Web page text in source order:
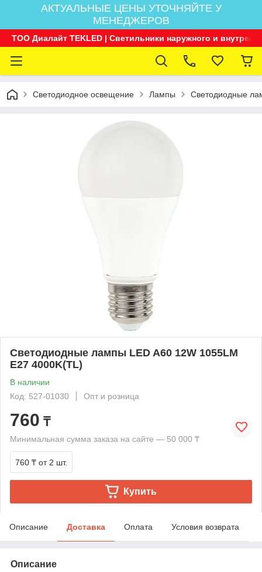
АКТУАЛЬНЫЕ ЦЕНЫ УТОЧНЯЙТЕ У
МЕНЕДЖЕРОВ
ТОО Диалайт TEKLED | Светильники наружного и
Светодиодное освещение Лампы Светодиодные
Светодиодные лампы LED A60 12W 1055LM
E27 4000K(TL)
В наличии
Код: 527-01030
Опт и розница
760 ₸
Минимальная сумма заказа на сайте — 50 000 ₸
760 ₸ от 2 шт.
Купить
Описание Доставка Оплата Условия возврата
Описание